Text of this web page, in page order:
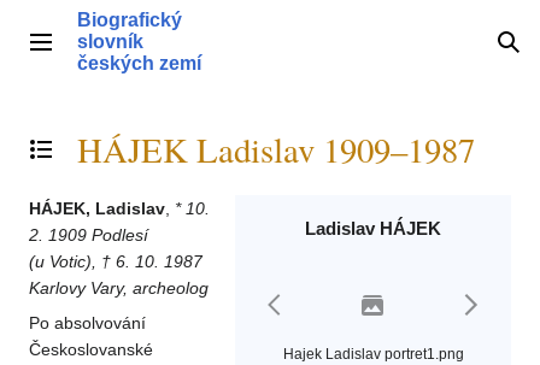
obsahHlavní menu
Biografický
slovník
českých zemí
Přepnout obsah
HÁJEK Ladislav 1909–1987
Ladislav HÁJEK
Hajek Ladislav portret1.png
HÁJEK, Ladislav * 10.
2. 1909 Podlesí
(u Votic), † 6. 10. 1987
Karlovy Vary, archeolog
Po absolvování
Českoslovanské